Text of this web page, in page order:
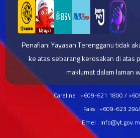
Penafian: Yayasan Terengganu tidak
ke atas sebarang kerosakan di atas
maklumat dalam laman
Careline : +609-621 1800 /
Faks : +609-623
Emel :